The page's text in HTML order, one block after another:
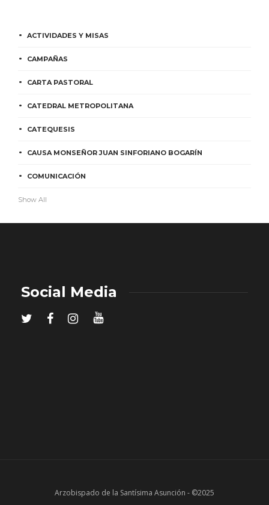
ACTIVIDADES Y MISAS
CAMPAÑAS
CARTA PASTORAL
CATEDRAL METROPOLITANA
CATEQUESIS
CAUSA MONSEÑOR JUAN SINFORIANO BOGARÍN
COMUNICACIÓN
Show All
Social Media
Arzobispado de la Santísima Asunción - ©2025